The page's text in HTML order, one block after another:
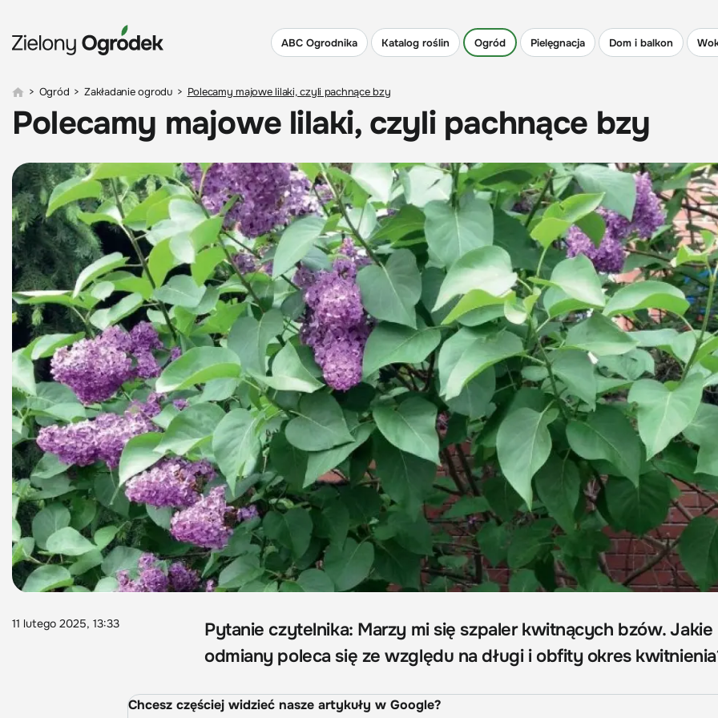
ABC Ogrodnika Katalog roślin Ogród Pielęgnacja Dom i balkon
> Ogród > Zakładanie ogrodu > Polecamy majowe lilaki, czyli pachnące bzy
Polecamy majowe lilaki, czyli pachnące bzy
11 lutego 2025, 13:33
Pytanie czytelnika: Marzy mi się szpaler kwitnących bzów. Jakie
odmiany poleca się ze względu na długi i obfity okres
Chcesz częściej widzieć nasze artykuły w Google?